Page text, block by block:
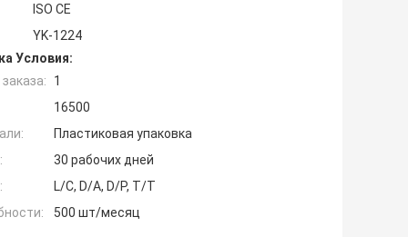
ISO CE
YK-1224
Условия:
1
16500
Пластиковая упаковка
30 рабочих дней
L/C, D/A, D/P, T/T
500 шт/месяц